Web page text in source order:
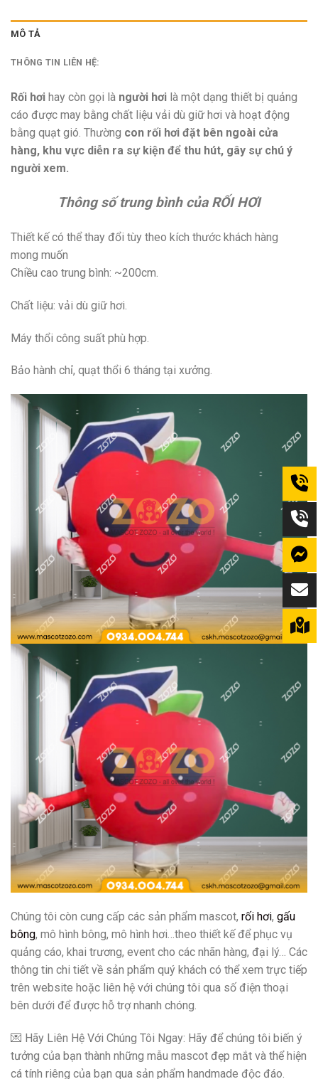
MÔ TẢ
THÔNG TIN LIÊN HỆ:
Rối hơi hay còn gọi là người hơi là một dạng thiết bị quảng
cáo được may bằng chất liệu vải dù giữ hơi và hoạt động
bằng quạt gió. Thường con rối hơi đặt bên ngoài cửa
hàng, khu vực diễn ra sự kiện để thu hút, gây sự chú ý
người xem.
Thông số trung bình của RỐI HƠI
Thiết kế có thể thay đổi tùy theo kích thước khách hàng
mong muốn
Chiều cao trung bình: ~200cm.
Chất liệu: vải dù giữ hơi.
Máy thổi công suất phù hợp.
Bảo hành chỉ, quạt thổi 6 tháng tại xưởng.
Chúng tôi còn cung cấp các sản phẩm mascot, rối hơi, gấu
bông, mô hình bông, mô hình hơi…theo thiết kế để phục vụ
quảng cáo, khai trương, event cho các nhãn hàng, đại lý… Các
thông tin chi tiết về sản phẩm quý khách có thể xem trực tiếp
trên website hoặc liên hệ với chúng tôi qua số điện thoại
bên dưới để được hỗ trợ nhanh chóng.
💌 Hãy Liên Hệ Với Chúng Tôi Ngay: Hãy để chúng tôi biến ý
tưởng của bạn thành những mẫu mascot đẹp mắt và thể hiện
cá tính riêng của bạn qua sản phẩm handmade độc đáo.